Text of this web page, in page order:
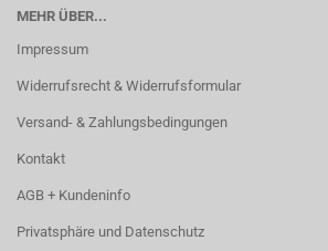
MEHR ÜBER...
Impressum
Widerrufsrecht & Widerrufsformular
Versand- & Zahlungsbedingungen
Kontakt
AGB + Kundeninfo
Privatsphäre und Datenschutz